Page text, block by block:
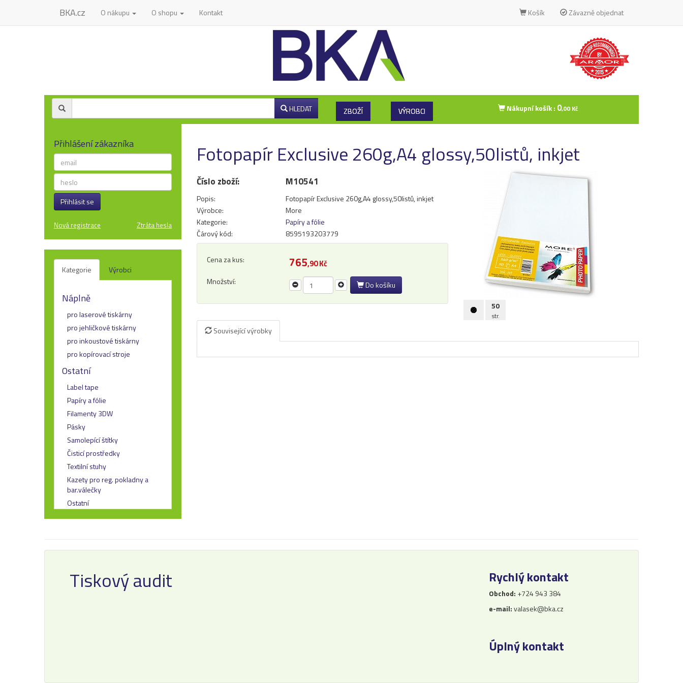
BKA.cz O nákupu O shopu Kontakt Košík Závazně objednat
HLEDAT ZBOŽÍ VÝROBCI Nákupní košík : 0,00 Kč
Přihlášení zákazníka
Přihlásit se
Nová registrace Ztráta hesla
Kategorie Výrobci
Náplně
pro laserové tiskárny
pro jehličkové tiskárny
pro inkoustové tiskárny
pro kopírovací stroje
Ostatní
Label tape
Papíry a fólie
Filamenty 3DW
Pásky
Samolepící štítky
Čisticí prostředky
Textilní stuhy
Kazety pro reg. pokladny a
bar.válečky
Ostatní
Fotopapír Exclusive 260g,A4 glossy,50listů, inkjet
Číslo zboží: M10541
Popis:
Fotopapír Exclusive 260g,A4 glossy,50listů, inkjet
Výrobce:
More
Kategorie:
Papíry a fólie
Čárový kód:
8595193203779
Cena za kus: 765,90 Kč
Množství:
Do košíku
50
str.
Související výrobky
Tiskový audit Rychlý kontakt
Obchod: +724 943 384
e-mail:valasek@bka.cz
Úplný kontakt